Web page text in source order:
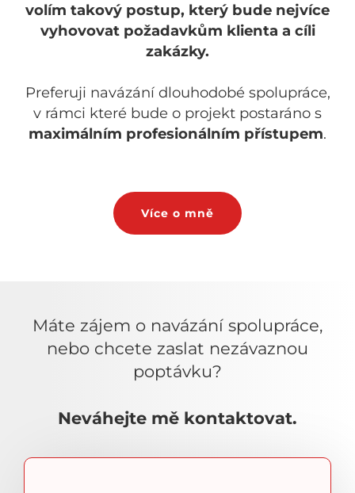
volím takový postup, který bude nejvíce
vyhovovat požadavkům klienta a cíli
zakázky.
Preferuji navázání dlouhodobé spolupráce,
v rámci které bude o projekt postaráno s
maximálním profesionálním přístupem.
Více o mně
Máte zájem o navázání spolupráce,
nebo chcete zaslat nezávaznou
poptávku?
Neváhejte mě kontaktovat.